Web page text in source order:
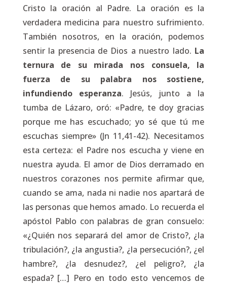
Cristo la oración al Padre. La oración es la
verdadera medicina para nuestro sufrimiento.
También nosotros, en la oración, podemos
sentir la presencia de Dios a nuestro lado. La
ternura de su mirada nos consuela, la
fuerza de su palabra nos sostiene,
infundiendo esperanza. Jesús, junto a la
tumba de Lázaro, oró: «Padre, te doy gracias
porque me has escuchado; yo sé que tú me
escuchas siempre» (Jn 11,41-42). Necesitamos
esta certeza: el Padre nos escucha y viene en
nuestra ayuda. El amor de Dios derramado en
nuestros corazones nos permite afirmar que,
cuando se ama, nada ni nadie nos apartará de
las personas que hemos amado. Lo recuerda el
apóstol Pablo con palabras de gran consuelo:
«¿Quién nos separará del amor de Cristo?, ¿la
tribulación?, ¿la angustia?, ¿la persecución?, ¿el
hambre?, ¿la desnudez?, ¿el peligro?, ¿la
espada? […] Pero en todo esto vencemos de